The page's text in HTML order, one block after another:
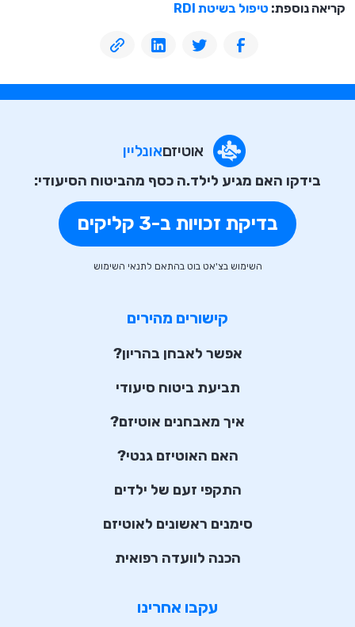
קריאה נוספת: טיפול בשיטת RDI
אוטיזםאונליין
בידקו האם מגיע לילד.ה כסף מהביטוח הסיעודי:
בדיקת זכויות ב-3 קליקים
השימוש בצ'אט בוט בהתאם לתנאי השימוש
קישורים מהירים
אפשר לאבחן בהריון?
תביעת ביטוח סיעודי
איך מאבחנים אוטיזם?
האם האוטיזם גנטי?
התקפי זעם של ילדים
סימנים ראשונים לאוטיזם
הכנה לוועדה רפואית
עקבו אחרינו